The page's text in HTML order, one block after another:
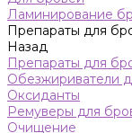
Ламинирование
Препараты для
Назад
Препараты для
Обезжириватели
Оксиданты
Ремуверы для
Очищение